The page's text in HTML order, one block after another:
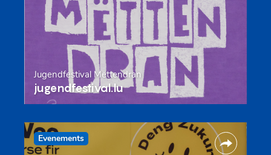
Jugendfestival Mëttendran
jugendfestival.lu
Evenements